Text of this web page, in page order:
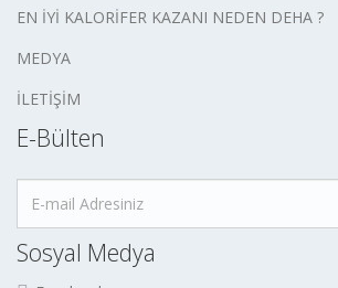
EN İYİ KALORİFER KAZANI NEDEN DEHA ?
MEDYA
İLETİŞİM
E-Bülten
Sosyal Medya